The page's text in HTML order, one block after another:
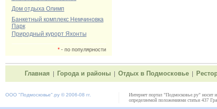
Дом отдыха Олимп
Банкетный комплекс Немчиновка
Парк
Природный курорт Яхонты
*- по популярности
Главная Города и районы Отдых в Подмосковье
ООО "Подмосковье" .ру © 2006-08 гг.
Интернет портал "Подмосковье.ру" носит
определяемой положениями статьи 437